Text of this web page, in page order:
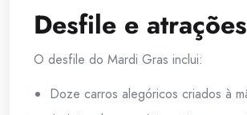
Desfile e atrações
O desfile do Mardi Gras inclui:
Doze carros alegóricos criados à